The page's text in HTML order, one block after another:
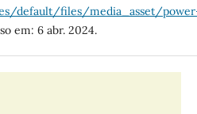
default/files/media_asset/
em: 6 abr. 2024.